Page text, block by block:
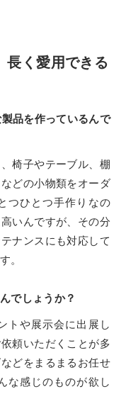
長く愛用できる
品を作っているんで
椅子やテーブル、棚
どの小物類をオーダ
つひとつ手作りなの
いんですが、その分
ナンスにも対応して
。
でしょうか？
トや展示会に出展し
頼いただくことが多
どをまるまるお任せ
な感じのものが欲し